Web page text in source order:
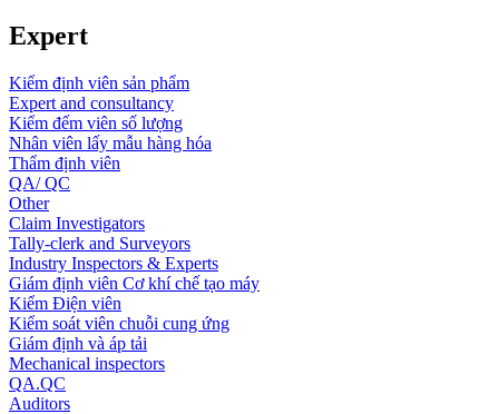
Expert
Kiểm định viên sản phẩm
Expert and consultancy
Kiểm đếm viên số lượng
Nhân viên lấy mẫu hàng hóa
Thẩm định viên
QA/ QC
Other
Claim Investigators
Tally-clerk and Surveyors
Industry Inspectors & Experts
Giám định viên Cơ khí chế tạo máy
Kiểm Điện viên
Kiểm soát viên chuỗi cung ứng
Giám định và áp tải
Mechanical inspectors
QA.QC
Auditors